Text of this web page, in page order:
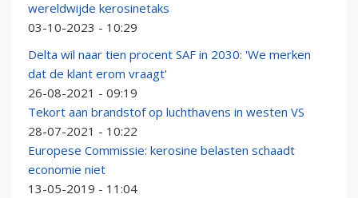
wereldwijde kerosinetaks
03-10-2023 - 10:29
Delta wil naar tien procent SAF in 2030: 'We merken
dat de klant erom vraagt'
26-08-2021 - 09:19
Tekort aan brandstof op luchthavens in westen VS
28-07-2021 - 10:22
Europese Commissie: kerosine belasten schaadt
economie niet
13-05-2019 - 11:04